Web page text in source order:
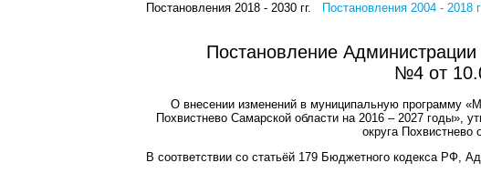
Постановления 2018 - 2030 гг. Постановления 2004 - 2018
Постановление Администрации
№4 от
О внесении изменений в муниципальную программу
Похвистнево Самарской области на 2016 – 2027 годы»,
округа
В соответствии со статьёй 179 Бюджетного кодекса РФ,